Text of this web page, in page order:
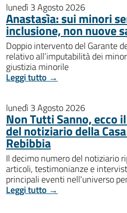
lunedì 3 Agosto 2026
Anastasìa: sui minori
inclusione, non nuove
Doppio intervento del Garante
relativo all’imputabilità dei
giustizia minorile
Leggi tutto →
lunedì 3 Agosto 2026
Non Tutti Sanno, ecco
del notiziario della
Rebibbia
Il decimo numero del notiziario
articoli, testimonianze e
principali eventi nell'universo
Leggi tutto →